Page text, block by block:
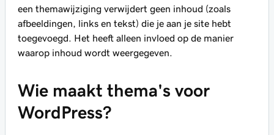
een themawijziging verwijdert geen inhoud (zoals
afbeeldingen, links en tekst) die je aan je site hebt
toegevoegd. Het heeft alleen invloed op de manier
waarop inhoud wordt weergegeven.
Wie maakt thema's voor
WordPress?